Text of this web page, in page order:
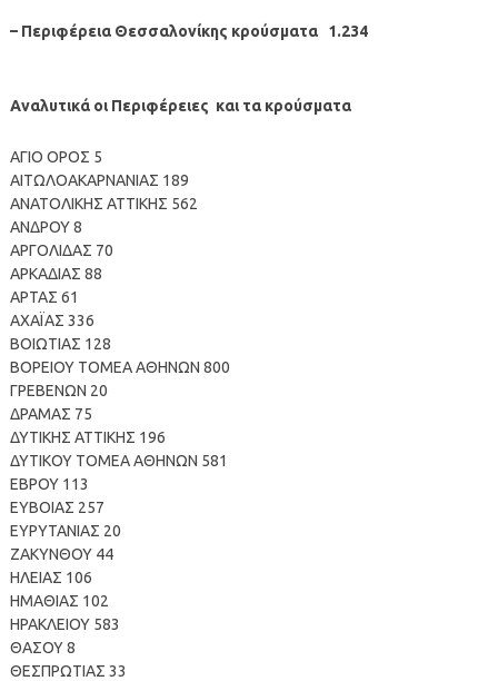
– Περιφέρεια Θεσσαλονίκης κρούσματα 1.234
Αναλυτικά οι Περιφέρειες και τα κρούσματα
ΑΓΙΟ ΟΡΟΣ 5
ΑΙΤΩΛΟΑΚΑΡΝΑΝΙΑΣ 189
ΑΝΑΤΟΛΙΚΗΣ ΑΤΤΙΚΗΣ 562
ΑΝΔΡΟΥ 8
ΑΡΓΟΛΙΔΑΣ 70
ΑΡΚΑΔΙΑΣ 88
ΑΡΤΑΣ 61
ΑΧΑΪΑΣ 336
ΒΟΙΩΤΙΑΣ 128
ΒΟΡΕΙΟΥ ΤΟΜΕΑ ΑΘΗΝΩΝ 800
ΓΡΕΒΕΝΩΝ 20
ΔΡΑΜΑΣ 75
ΔΥΤΙΚΗΣ ΑΤΤΙΚΗΣ 196
ΔΥΤΙΚΟΥ ΤΟΜΕΑ ΑΘΗΝΩΝ 581
ΕΒΡΟΥ 113
ΕΥΒΟΙΑΣ 257
ΕΥΡΥΤΑΝΙΑΣ 20
ΖΑΚΥΝΘΟΥ 44
ΗΛΕΙΑΣ 106
ΗΜΑΘΙΑΣ 102
ΗΡΑΚΛΕΙΟΥ 583
ΘΑΣΟΥ 8
ΘΕΣΠΡΩΤΙΑΣ 33